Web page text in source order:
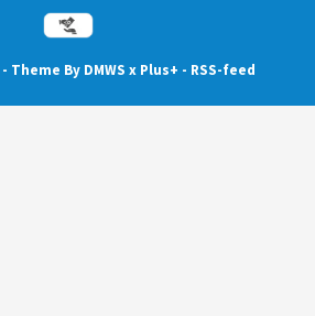
- Theme By DMWS x Plus+ - RSS-feed